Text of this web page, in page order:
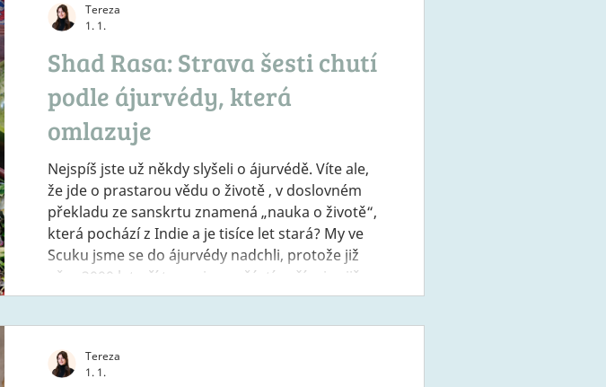
energie pohybu a kreativity Váta je principem
pohybu – ří
Shad Rasa: Strava šesti chutí
podle ájurvédy, která
omlazuje
Nejspíš jste už někdy slyšeli o ájurvédě. Víte ale,
že jde o prastarou vědu o životě , v doslovném
překladu ze sanskrtu znamená „nauka o životě“,
která pochází z Indie a je tisíce let stará? My ve
Scuku jsme se do ájurvédy nadchli, protože již
přes 3000 let učí to, co je součástí naší mise již
od začátku – dostávat do těla primárně čerstvé a
ájurvédy správně poskládat jídelníček šesti chut
Tereza
1. 1.
Tereza
1. 1.